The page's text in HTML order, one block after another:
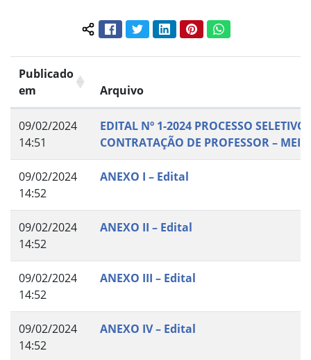
Compartilhar conteúdo:
FacebookTwitterLinkedInPinterestWhatsApp
Publicado
em
Arquivo
09/02/2024
14:51
EDITAL Nº 1-2024 PROCESSO
CONTRATAÇÃO DE PROFESSOR –
09/02/2024
14:52
ANEXO I – Edital
09/02/2024
14:52
ANEXO II – Edital
09/02/2024
14:52
ANEXO III – Edital
09/02/2024
14:52
ANEXO IV – Edital